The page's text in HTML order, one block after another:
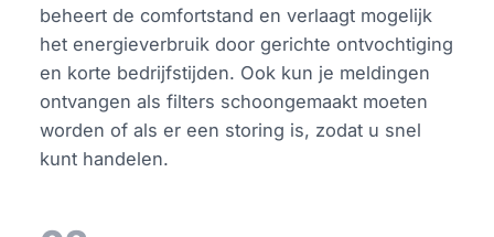
beheert de comfortstand en verlaagt mogelijk
het energieverbruik door gerichte ontvochtiging
en korte bedrijfstijden. Ook kun je meldingen
ontvangen als filters schoongemaakt moeten
worden of als er een storing is, zodat u snel
kunt handelen.